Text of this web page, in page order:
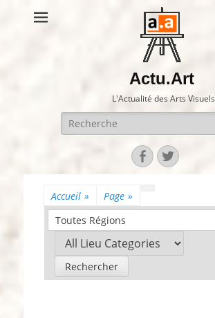
Actu.Art
L'Actualité des Arts Visuels
Recherche
pour:
Facebook
Twitter
Accueil » Page »
Toutes Régions